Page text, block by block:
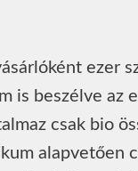
ezer
is beszélve az
csak bio
alapvetően